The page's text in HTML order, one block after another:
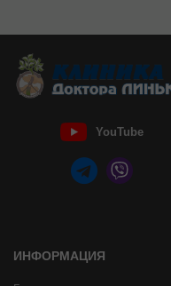
YouTube
ИНФОРМАЦИЯ